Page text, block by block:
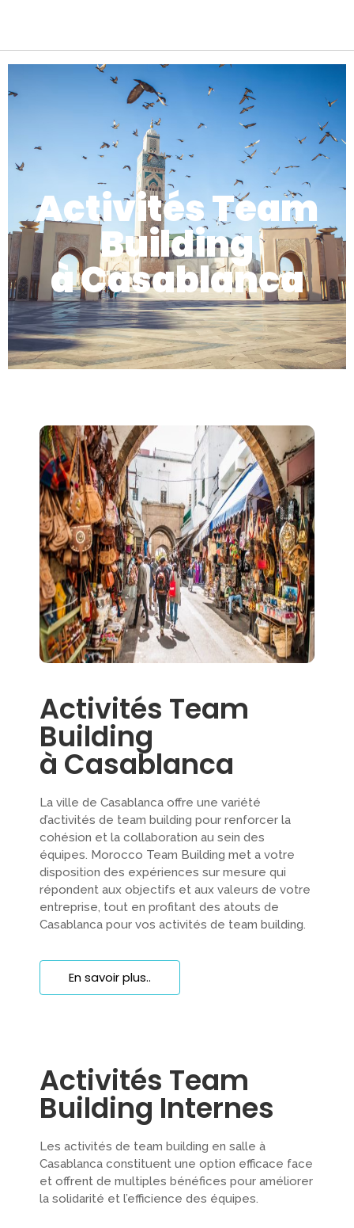
Activités Team
Building
à Casablanca
Activités Team
Building
à Casablanca
La ville de Casablanca offre une variété
d’activités de team building pour renforcer la
cohésion et la collaboration au sein des
équipes. Morocco Team Building met a votre
disposition des expériences sur mesure qui
répondent aux objectifs et aux valeurs de votre
entreprise, tout en profitant des atouts de
Casablanca pour vos activités de team building.
En savoir plus..
Activités Team
Building Internes
Les activités de team building en salle à
Casablanca constituent une option efficace face
et offrent de multiples bénéfices pour améliorer
la solidarité et l’efficience des équipes.